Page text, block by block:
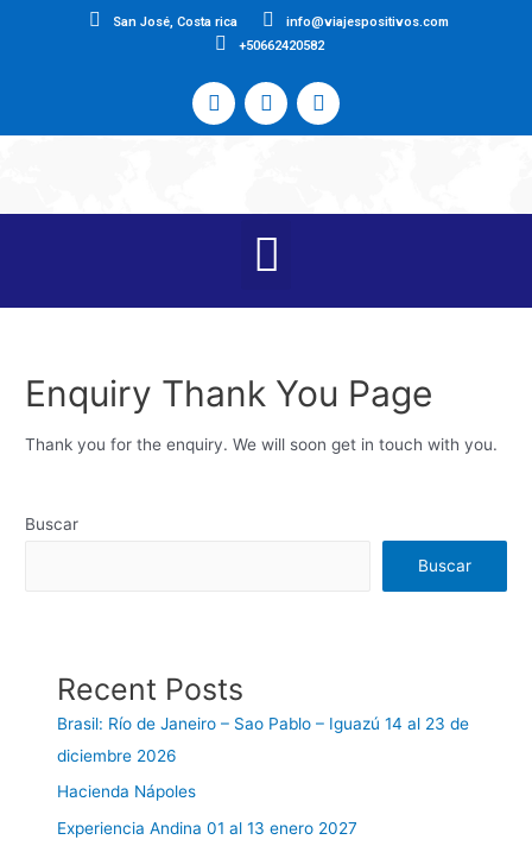
San José, Costa rica
info@viajespositivos.com
+50662420582
Enquiry Thank You Page
Thank you for the enquiry. We will soon get in touch with you.
Buscar
Buscar
Recent Posts
Brasil: Río de Janeiro – Sao Pablo – Iguazú 14 al 23 de
diciembre 2026
Hacienda Nápoles
Experiencia Andina 01 al 13 enero 2027